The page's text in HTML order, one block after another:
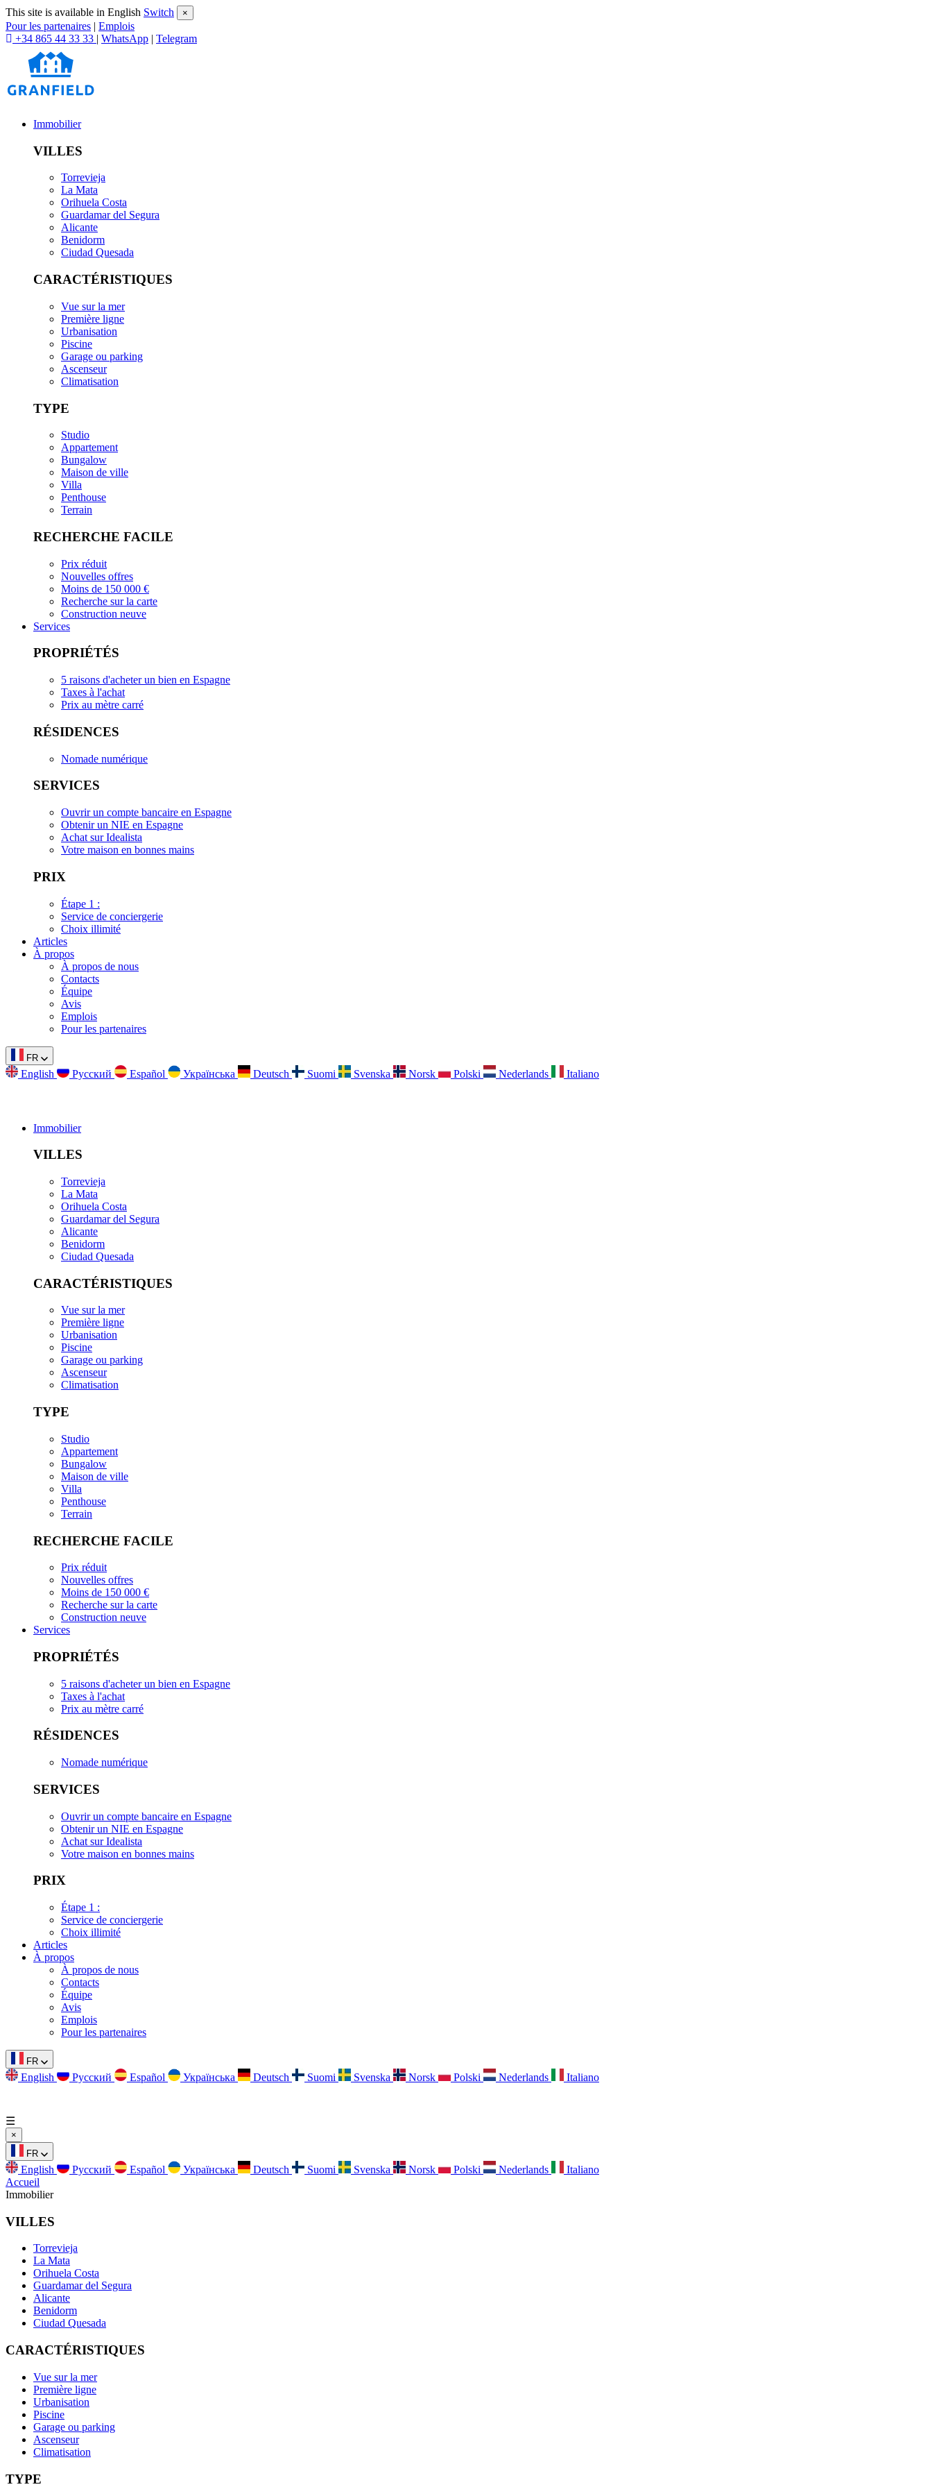
This site is available in English Switch ×
Pour les partenaires | Emplois
+34 865 44 33 33 | WhatsApp | Telegram
Immobilier
VILLES
Torrevieja
La Mata
Orihuela Costa
Guardamar del Segura
Alicante
Benidorm
Ciudad Quesada
CARACTÉRISTIQUES
Vue sur la mer
Première ligne
Urbanisation
Piscine
Garage ou parking
Ascenseur
Climatisation
TYPE
Studio
Appartement
Bungalow
Maison de ville
Villa
Penthouse
Terrain
RECHERCHE FACILE
Prix réduit
Nouvelles offres
Moins de 150 000 €
Recherche sur la carte
Construction neuve
Services
PROPRIÉTÉS
5 raisons d'acheter un bien en Espagne
Taxes à l'achat
Prix au mètre carré
RÉSIDENCES
Nomade numérique
SERVICES
Ouvrir un compte bancaire en Espagne
Obtenir un NIE en Espagne
Achat sur Idealista
Votre maison en bonnes mains
PRIX
Étape 1 :
Service de conciergerie
Choix illimité
Articles
À propos
À propos de nous
Contacts
Équipe
Avis
Emplois
Pour les partenaires
FR
English Русский Español Українська Deutsch Suomi Svenska Norsk Polski Nederlands Italiano
Immobilier
VILLES
Torrevieja
La Mata
Orihuela Costa
Guardamar del Segura
Alicante
Benidorm
Ciudad Quesada
CARACTÉRISTIQUES
Vue sur la mer
Première ligne
Urbanisation
Piscine
Garage ou parking
Ascenseur
Climatisation
TYPE
Studio
Appartement
Bungalow
Maison de ville
Villa
Penthouse
Terrain
RECHERCHE FACILE
Prix réduit
Nouvelles offres
Moins de 150 000 €
Recherche sur la carte
Construction neuve
Services
PROPRIÉTÉS
5 raisons d'acheter un bien en Espagne
Taxes à l'achat
Prix au mètre carré
RÉSIDENCES
Nomade numérique
SERVICES
Ouvrir un compte bancaire en Espagne
Obtenir un NIE en Espagne
Achat sur Idealista
Votre maison en bonnes mains
PRIX
Étape 1 :
Service de conciergerie
Choix illimité
Articles
À propos
À propos de nous
Contacts
Équipe
Avis
Emplois
Pour les partenaires
FR
English Русский Español Українська Deutsch Suomi Svenska Norsk Polski Nederlands Italiano
☰
×
FR
English Русский Español Українська Deutsch Suomi Svenska Norsk Polski Nederlands
Italiano
Accueil
Immobilier
VILLES
Torrevieja
La Mata
Orihuela Costa
Guardamar del Segura
Alicante
Benidorm
Ciudad Quesada
CARACTÉRISTIQUES
Vue sur la mer
Première ligne
Urbanisation
Piscine
Garage ou parking
Ascenseur
Climatisation
TYPE